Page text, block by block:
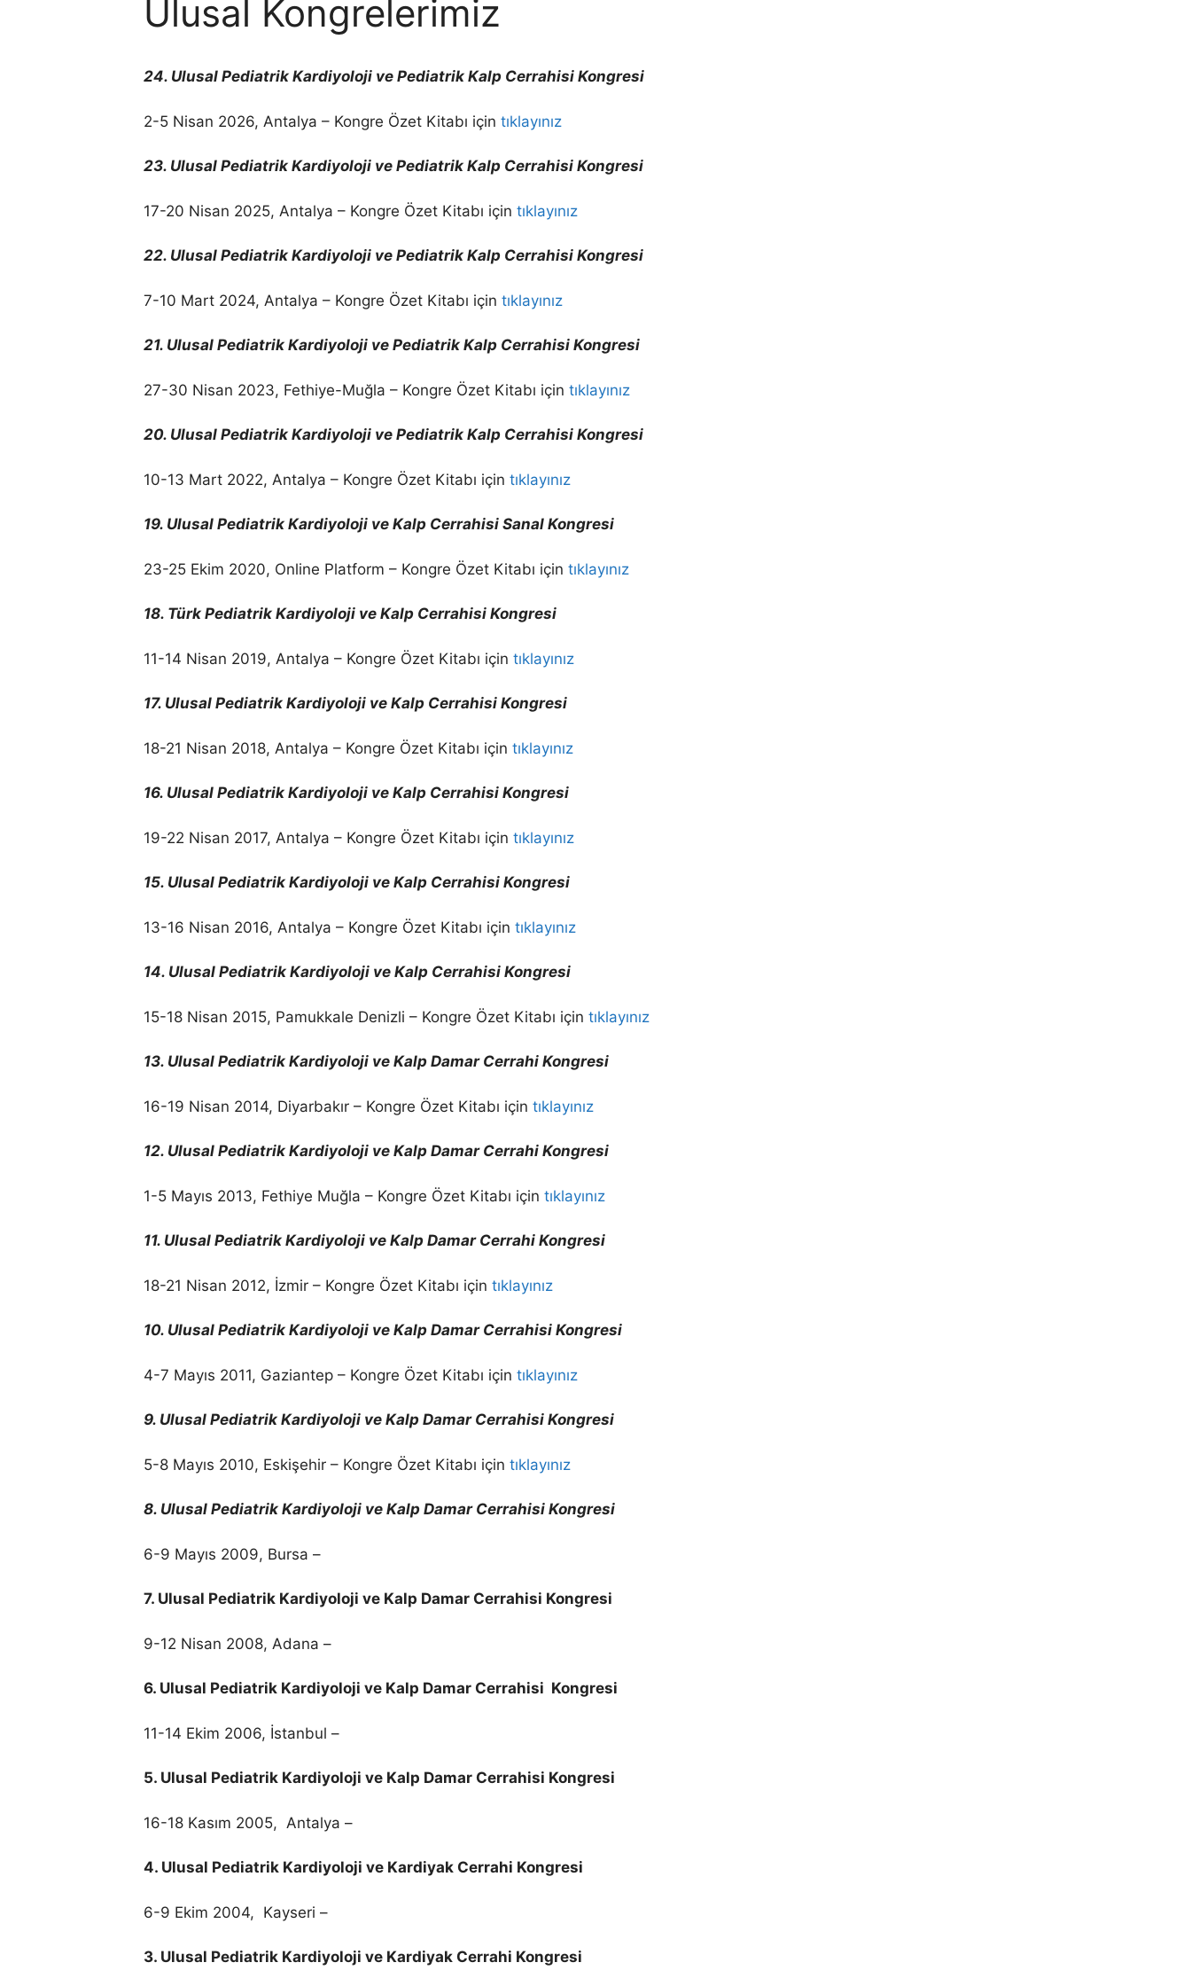
Ulusal Kongrelerimiz
24. Ulusal Pediatrik Kardiyoloji ve Pediatrik Kalp Cerrahisi Kongresi
2-5 Nisan 2026, Antalya – Kongre Özet Kitabı için tıklayınız
23. Ulusal Pediatrik Kardiyoloji ve Pediatrik Kalp Cerrahisi Kongresi
17-20 Nisan 2025, Antalya – Kongre Özet Kitabı için tıklayınız
22. Ulusal Pediatrik Kardiyoloji ve Pediatrik Kalp Cerrahisi Kongresi
7-10 Mart 2024, Antalya – Kongre Özet Kitabı için tıklayınız
21. Ulusal Pediatrik Kardiyoloji ve Pediatrik Kalp Cerrahisi Kongresi
27-30 Nisan 2023, Fethiye-Muğla – Kongre Özet Kitabı için tıklayınız
20. Ulusal Pediatrik Kardiyoloji ve Pediatrik Kalp Cerrahisi Kongresi
10-13 Mart 2022, Antalya – Kongre Özet Kitabı için tıklayınız
19. Ulusal Pediatrik Kardiyoloji ve Kalp Cerrahisi Sanal Kongresi
23-25 Ekim 2020, Online Platform – Kongre Özet Kitabı için tıklayınız
18. Türk Pediatrik Kardiyoloji ve Kalp Cerrahisi Kongresi
11-14 Nisan 2019, Antalya – Kongre Özet Kitabı için tıklayınız
17. Ulusal Pediatrik Kardiyoloji ve Kalp Cerrahisi Kongresi
18-21 Nisan 2018, Antalya – Kongre Özet Kitabı için tıklayınız
16. Ulusal Pediatrik Kardiyoloji ve Kalp Cerrahisi Kongresi
19-22 Nisan 2017, Antalya – Kongre Özet Kitabı için tıklayınız
15. Ulusal Pediatrik Kardiyoloji ve Kalp Cerrahisi Kongresi
13-16 Nisan 2016, Antalya – Kongre Özet Kitabı için tıklayınız
14. Ulusal Pediatrik Kardiyoloji ve Kalp Cerrahisi Kongresi
15-18 Nisan 2015, Pamukkale Denizli – Kongre Özet Kitabı için tıklayınız
13. Ulusal Pediatrik Kardiyoloji ve Kalp Damar Cerrahi Kongresi
16-19 Nisan 2014, Diyarbakır – Kongre Özet Kitabı için tıklayınız
12. Ulusal Pediatrik Kardiyoloji ve Kalp Damar Cerrahi Kongresi
1-5 Mayıs 2013, Fethiye Muğla – Kongre Özet Kitabı için tıklayınız
11. Ulusal Pediatrik Kardiyoloji ve Kalp Damar Cerrahi Kongresi
18-21 Nisan 2012, İzmir – Kongre Özet Kitabı için tıklayınız
10. Ulusal Pediatrik Kardiyoloji ve Kalp Damar Cerrahisi Kongresi
4-7 Mayıs 2011, Gaziantep – Kongre Özet Kitabı için tıklayınız
9. Ulusal Pediatrik Kardiyoloji ve Kalp Damar Cerrahisi Kongresi
5-8 Mayıs 2010, Eskişehir – Kongre Özet Kitabı için tıklayınız
8. Ulusal Pediatrik Kardiyoloji ve Kalp Damar Cerrahisi Kongresi
6-9 Mayıs 2009, Bursa –
7. Ulusal Pediatrik Kardiyoloji ve Kalp Damar Cerrahisi Kongresi
9-12 Nisan 2008, Adana –
6. Ulusal Pediatrik Kardiyoloji ve Kalp Damar Cerrahisi Kongresi
11-14 Ekim 2006, İstanbul –
5. Ulusal Pediatrik Kardiyoloji ve Kalp Damar Cerrahisi Kongresi
16-18 Kasım 2005, Antalya –
4. Ulusal Pediatrik Kardiyoloji ve Kardiyak Cerrahi Kongresi
6-9 Ekim 2004, Kayseri –
3. Ulusal Pediatrik Kardiyoloji ve Kardiyak Cerrahi Kongresi